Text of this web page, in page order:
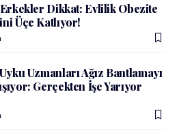
Erkekler Dikkat: Evlilik Obezite
Üçe Katlıyor!
Uyku Uzmanları Ağız Bantlamayı
Gerçekten İşe Yarıyor